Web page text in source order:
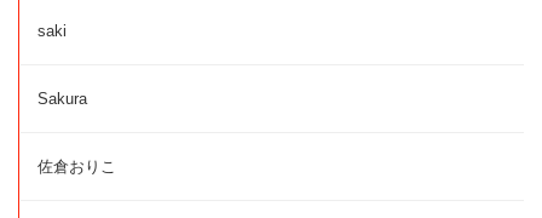
saki
Sakura
佐倉おりこ